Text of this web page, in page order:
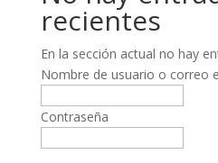
recientes
En la sección actual no hay
Nombre de usuario o correo
Contraseña